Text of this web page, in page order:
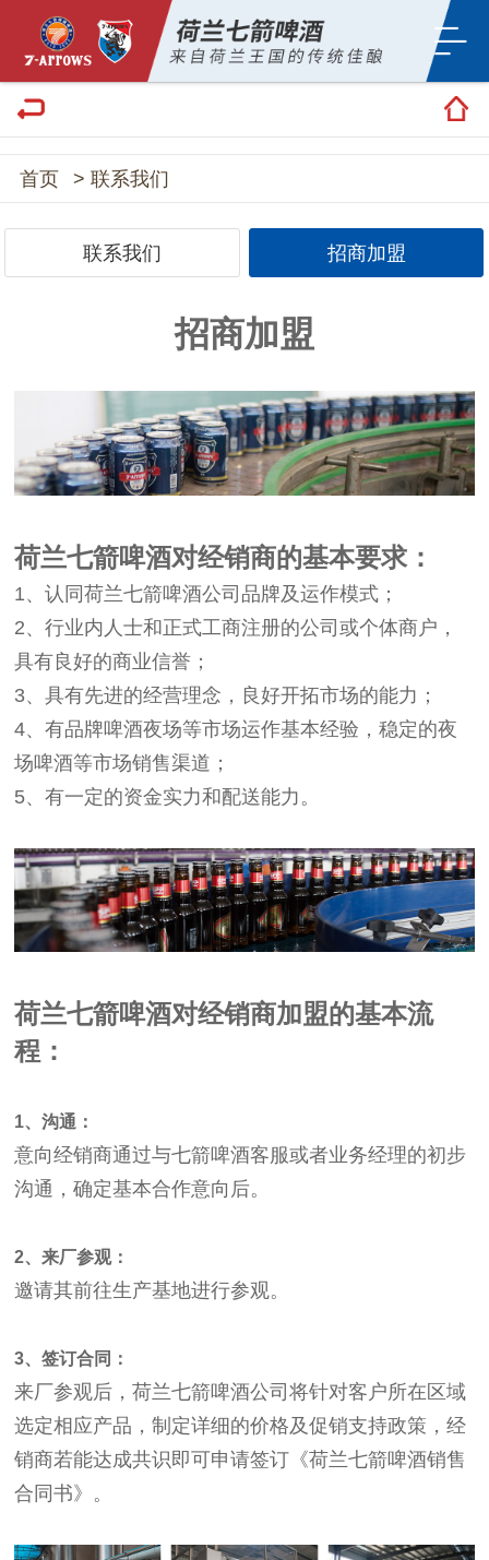
首页 > 联系我们
联系我们 招商加盟
招商加盟
荷兰七箭啤酒对经销商的基本要求：
1、认同荷兰七箭啤酒公司品牌及运作模式；
2、行业内人士和正式工商注册的公司或个体商户，
具有良好的商业信誉；
3、具有先进的经营理念，良好开拓市场的能力；
4、有品牌啤酒夜场等市场运作基本经验，稳定的夜
场啤酒等市场销售渠道；
5、有一定的资金实力和配送能力。
荷兰七箭啤酒对经销商加盟的基本流
程：
1、沟通：
意向经销商通过与七箭啤酒客服或者业务经理的初步
沟通，确定基本合作意向后。
2、来厂参观：
邀请其前往生产基地进行参观。
3、签订合同：
来厂参观后，荷兰七箭啤酒公司将针对客户所在区域
选定相应产品，制定详细的价格及促销支持政策，经
销商若能达成共识即可申请签订《荷兰七箭啤酒销售
合同书》。